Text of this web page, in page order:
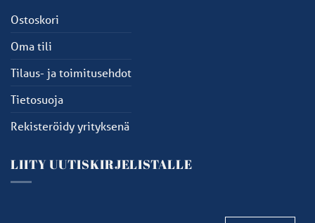
Ostoskori
Oma tili
Tilaus- ja toimitusehdot
Tietosuoja
Rekisteröidy yrityksenä
LIITY UUTISKIRJELISTALLE